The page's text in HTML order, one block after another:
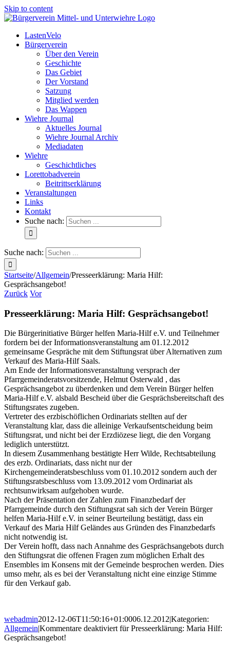
Skip to content
LastenVelo
Bürgerverein
Über den Verein
Geschichte
Das Gebiet
Der Vorstand
Satzung
Mitglied werden
Das Wappen
Wiehre Journal
Aktuelles Journal
Wiehre Journal Archiv
Mediadaten
Wiehre
Geschichtliches
Lorettobadverein
Beitrittserklärung
Veranstaltungen
Links
Kontakt
Suche nach:
Suche nach:
Startseite/Allgemein/Presseerklärung: Maria Hilf:
Gesprächsangebot!
Zurück Vor
Presseerklärung: Maria Hilf: Gesprächsangebot!
Die Bürgerinitiative Bürger helfen Maria-Hilf e.V. und Teilnehmer
fordern bei der Informationsveranstaltung am 01.12.2012
gemeinsame Gespräche mit dem Stiftungsrat über Alternativen zum
Verkauf des Maria-Hilf Saals.
Am Ende der Informationsveranstaltung versprach der
Pfarrgemeinderatsvorsitzende, Helmut Osterwald , das
Gesprächsangebot zu überdenken und dem Verein Bürger helfen
Maria-Hilf e.V. alsbald Bescheid über die Gesprächsbereitschaft des
Stiftungsrates zugeben.
Vertreter des erzbischöflichen Ordinariats stellten auf der
Veranstaltung klar, dass die alleinige Verkaufsentscheidung beim
Stiftungsrat, und nicht bei der Erzdiözese liegt, die den Vorgang
lediglich unterstützt.
In diesem Zusammenhang bestätigte Herr Wilde, Rechtsabteilung
des erzb. Ordinariats, dass nicht nur der
Kirchengemeinderatsbeschluss vom 01.10.2012 sondern auch der
Stiftungsratsbeschluss vom 13.09.2012 vom Ordinariat als
rechtsunwirksam aufgehoben wurde.
Nach der Präsentation der Zahlen zum Finanzbedarf der
Pfarrgemeinde durch den Stiftungsrat sah sich der Verein Bürger
helfen Maria-Hilf e.V. in seiner Beurteilung bestätigt, dass ein
Verkauf des Maria Hilf Geländes aus Gründen des Finanzbedarfs
nicht notwendig ist.
Der Verein hofft, dass nach Annahme des Gesprächsangebots durch
den Stiftungsrat die offenen Fragen zum möglichen Erhalt des
Ensembles im Konsens mit der Gemeinde besprochen werden. Dies
umso mehr, als es bei der Veranstaltung nicht eine einzige Stimme
für den Verkauf gab.
webadmin2012-12-06T11:50:16+01:0006.12.2012|Kategorien:
Allgemein|Kommentare deaktiviertfür Presseerklärung: Maria Hilf:
Gesprächsangebot!